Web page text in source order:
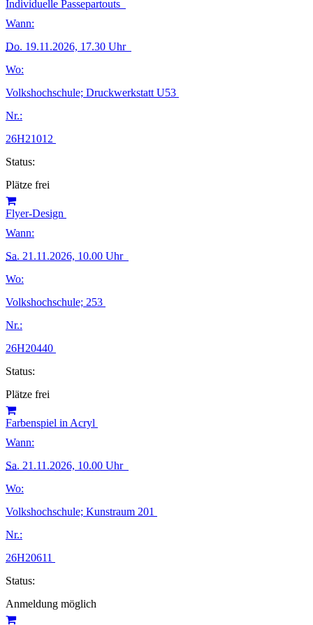
Individuelle Passepartouts
Wann:
Do. 19.11.2026, 17.30 Uhr
Wo:
Volkshochschule; Druckwerkstatt U53
Nr.:
26H21012
Status:
Plätze frei
Flyer-Design
Wann:
Sa. 21.11.2026, 10.00 Uhr
Wo:
Volkshochschule; 253
Nr.:
26H20440
Status:
Plätze frei
Farbenspiel in Acryl
Wann:
Sa. 21.11.2026, 10.00 Uhr
Wo:
Volkshochschule; Kunstraum 201
Nr.:
26H20611
Status:
Anmeldung möglich